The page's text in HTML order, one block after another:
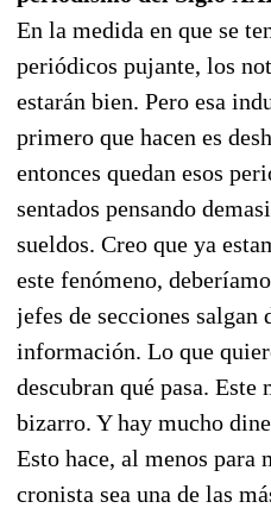
En la medida en que se
periódicos pujante, los
estarán bien. Pero esa
primero que hacen es
entonces quedan esos
sentados pensando
sueldos. Creo que ya
este fenómeno,
jefes de secciones salgan
información. Lo que
descubran qué pasa. Este
bizarro. Y hay mucho
Esto hace, al menos para
cronista sea una de las